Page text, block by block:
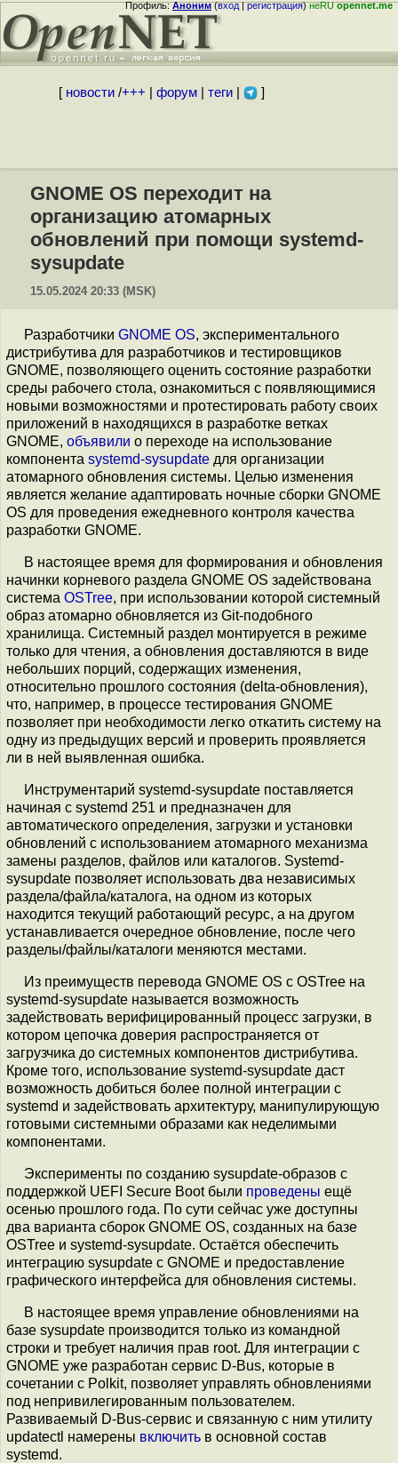
Профиль:Аноним(вход|регистрация)неRUopennet.me
[ новости/+++ форум| теги| ]
GNOME OS переходит на
организацию атомарных
обновлений при помощи systemd-
sysupdate
15.05.2024 20:33 (MSK)
Разработчики GNOME OS, экспериментального
дистрибутива для разработчиков и тестировщиков
GNOME, позволяющего оценить состояние разработки
среды рабочего стола, ознакомиться с появляющимися
новыми возможностями и протестировать работу своих
приложений в находящихся в разработке ветках
GNOME, объявили о переходе на использование
компонента systemd-sysupdate для организации
атомарного обновления системы. Целью изменения
является желание адаптировать ночные сборки GNOME
OS для проведения ежедневного контроля качества
разработки GNOME.
В настоящее время для формирования и обновления
начинки корневого раздела GNOME OS задействована
система OSTree, при использовании которой системный
образ атомарно обновляется из Git-подобного
хранилища. Системный раздел монтируется в режиме
только для чтения, а обновления доставляются в виде
небольших порций, содержащих изменения,
относительно прошлого состояния (delta-обновления),
что, например, в процессе тестирования GNOME
позволяет при необходимости легко откатить систему на
одну из предыдущих версий и проверить проявляется
ли в ней выявленная ошибка.
Инструментарий systemd-sysupdate поставляется
начиная с systemd 251 и предназначен для
автоматического определения, загрузки и установки
обновлений с использованием атомарного механизма
замены разделов, файлов или каталогов. Systemd-
sysupdate позволяет использовать два независимых
раздела/файла/каталога, на одном из которых
находится текущий работающий ресурс, а на другом
устанавливается очередное обновление, после чего
разделы/файлы/каталоги меняются местами.
Из преимуществ перевода GNOME OS c OSTree на
systemd-sysupdate называется возможность
задействовать верифицированный процесс загрузки, в
котором цепочка доверия распространяется от
загрузчика до системных компонентов дистрибутива.
Кроме того, использование systemd-sysupdate даст
возможность добиться более полной интеграции с
systemd и задействовать архитектуру, манипулирующую
готовыми системными образами как неделимыми
компонентами.
Эксперименты по созданию sysupdate-образов с
поддержкой UEFI Secure Boot были проведены ещё
осенью прошлого года. По сути сейчас уже доступны
два варианта сборок GNOME OS, созданных на базе
OSTree и systemd-sysupdate. Остаётся обеспечить
интеграцию sysupdate с GNOME и предоставление
графического интерфейса для обновления системы.
В настоящее время управление обновлениями на
базе sysupdate производится только из командной
строки и требует наличия прав root. Для интеграции с
GNOME уже разработан сервис D-Bus, которые в
сочетании с Polkit, позволяет управлять обновлениями
под непривилегированным пользователем.
Развиваемый D-Bus-сервис и связанную с ним утилиту
updatectl намерены включить в основной состав
systemd.